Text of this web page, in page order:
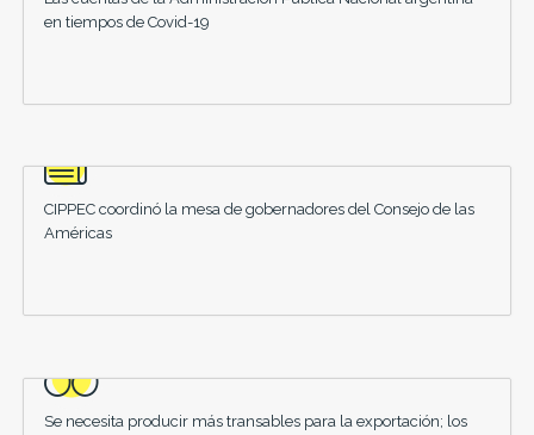
en tiempos de Covid-19
CIPPEC coordinó la mesa de gobernadores del Consejo de las
Américas
Se necesita producir más transables para la exportación; los